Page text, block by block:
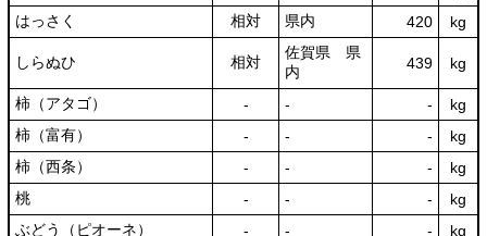
はっさく
相対 県内 420 kg
しらぬひ 相対
佐賀県 県
内
439 kg
柿（アタゴ） ‐ ‐ ‐
kg
柿（富有）
‐ ‐ ‐
kg
柿（西条）
‐ ‐ ‐
kg
桃
‐ ‐ ‐
kg
ぶどう（ピオーネ）
‐ ‐ ‐
kg